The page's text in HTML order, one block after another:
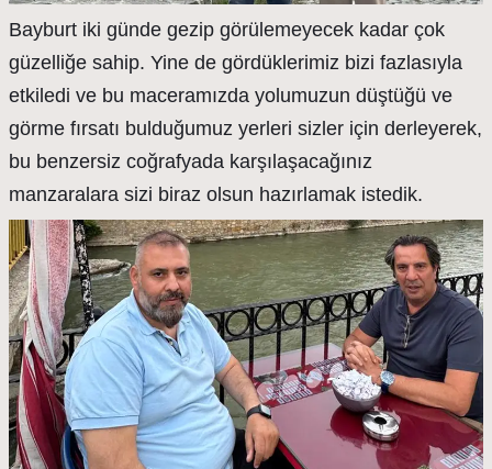
Bayburt iki günde gezip görülemeyecek kadar çok
güzelliğe sahip. Yine de gördüklerimiz bizi fazlasıyla
etkiledi ve bu maceramızda yolumuzun düştüğü ve
görme fırsatı bulduğumuz yerleri sizler için derleyerek,
bu benzersiz coğrafyada karşılaşacağınız
manzaralara sizi biraz olsun hazırlamak istedik.